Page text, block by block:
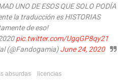
UNO DE ESOS QUE SOLO PODÍA
la traducción es HISTORIAS
de eso!
pic.twitter.com/UgqGP8qy21
(@Fandogamia)June 24, 2020
absurdas licencias